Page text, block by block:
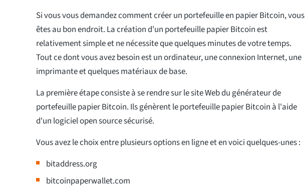
Si vous vous demandez comment créer un portefeuille en papier Bitcoin, vous
êtes au bon endroit. La création d'un portefeuille papier Bitcoin est
relativement simple et ne nécessite que quelques minutes de votre temps.
Tout ce dont vous avez besoin est un ordinateur, une connexion Internet, une
imprimante et quelques matériaux de base.
La première étape consiste à se rendre sur le site Web du générateur de
portefeuille papier Bitcoin. Ils génèrent le portefeuille papier Bitcoin à l'aide
d'un logiciel open source sécurisé.
Vous avez le choix entre plusieurs options en ligne et en voici quelques-unes :
bitaddress.org
bitcoinpaperwallet.com